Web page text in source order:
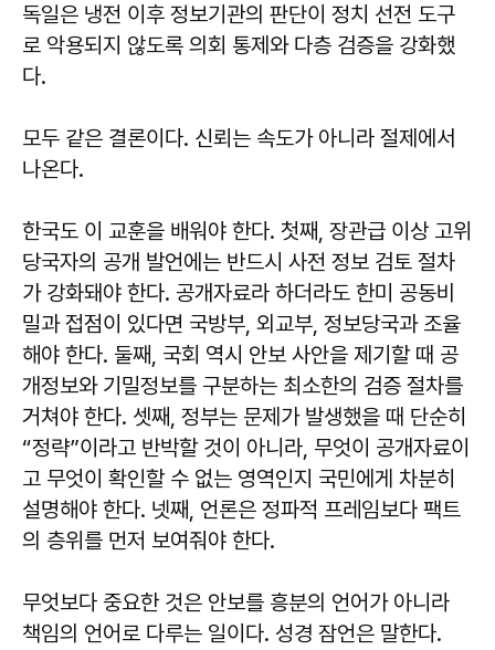
독일은 냉전 이후 정보기관의 판단이 정치 선전 도구
로 악용되지 않도록 의회 통제와 다층 검증을 강화했
다.
모두 같은 결론이다. 신뢰는 속도가 아니라 절제에서
나온다.
한국도 이 교훈을 배워야 한다. 첫째, 장관급 이상 고위
당국자의 공개 발언에는 반드시 사전 정보 검토 절차
가 강화돼야 한다. 공개자료라 하더라도 한미 공동비
밀과 접점이 있다면 국방부, 외교부, 정보당국과 조율
해야 한다. 둘째, 국회 역시 안보 사안을 제기할 때 공
개정보와 기밀정보를 구분하는 최소한의 검증 절차를
거쳐야 한다. 셋째, 정부는 문제가 발생했을 때 단순히
“정략”이라고 반박할 것이 아니라, 무엇이 공개자료이
고 무엇이 확인할 수 없는 영역인지 국민에게 차분히
설명해야 한다. 넷째, 언론은 정파적 프레임보다 팩트
의 층위를 먼저 보여줘야 한다.
무엇보다 중요한 것은 안보를 흥분의 언어가 아니라
책임의 언어로 다루는 일이다. 성경 잠언은 말한다.